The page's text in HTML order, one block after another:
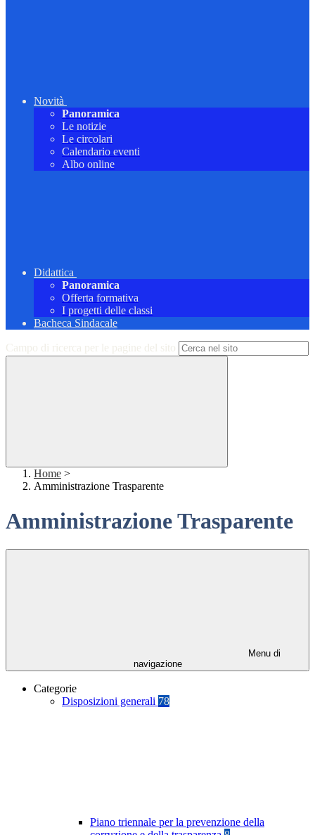
Novità
Panoramica
Le notizie
Le circolari
Calendario eventi
Albo online
Didattica
Panoramica
Offerta formativa
I progetti delle classi
Bacheca Sindacale
Campo di ricerca per le pagine del sito
Home >
Amministrazione Trasparente
Amministrazione Trasparente
Menu di
navigazione
Categorie
Disposizioni generali 78
Piano triennale per la prevenzione della